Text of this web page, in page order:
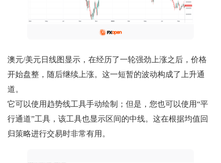
澳元/美元日线图显示，在经历了一轮强劲上涨之后，价格
开始盘整，随后继续上涨。这一短暂的波动构成了上升通
道。
它可以使用趋势线工具手动绘制；但是，您也可以使用“平
行通道”工具，该工具也显示区间的中线。这在根据均值回
归策略进行交易时非常有用。